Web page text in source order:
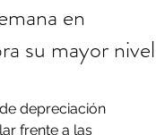
en
su mayor nivel
depreciación
frente a las